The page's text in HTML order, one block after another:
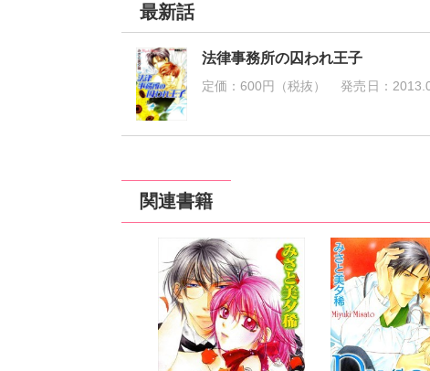
最新話
法律事務所の囚われ王子
定価：600円（税抜） 発売日：
関連書籍